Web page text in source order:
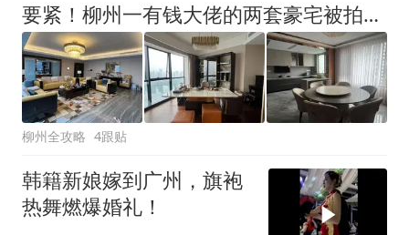
要紧！柳州一有钱大佬的两套豪宅被拍卖，被人430万元、259万元拿下！
柳州全攻略 4跟贴
韩籍新娘嫁到广州，旗袍
热舞燃爆婚礼！